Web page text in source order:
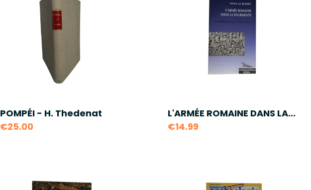
POMPÉI - H. Thedenat
€25.00
L'ARMÉE ROMAINE DANS LA...
€14.99